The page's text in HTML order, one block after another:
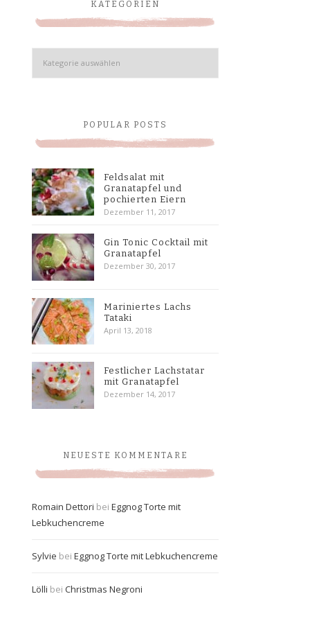
KATEGORIEN
Kategorien
POPULAR POSTS
Feldsalat mit
Granatapfel und
pochierten Eiern
Dezember 11, 2017
Gin Tonic Cocktail mit
Granatapfel
Dezember 30, 2017
Mariniertes Lachs
Tataki
April 13, 2018
Festlicher Lachstatar
mit Granatapfel
Dezember 14, 2017
NEUESTE KOMMENTARE
Romain Dettori bei Eggnog Torte mit
Lebkuchencreme
Sylvie bei Eggnog Torte mit Lebkuchencreme
Lölli bei Christmas Negroni